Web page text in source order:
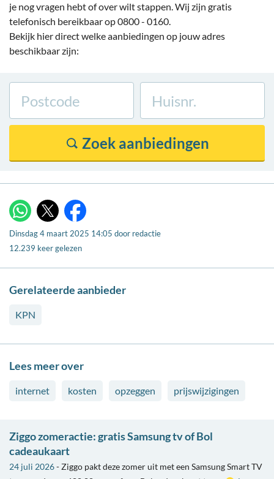
je nog vragen hebt of over wilt stappen. Wij zijn gratis
telefonisch bereikbaar op 0800 - 0160.
Bekijk hier direct welke aanbiedingen op jouw adres
beschikbaar zijn:
WhatsApp
X Facebook
Dinsdag 4 maart 2025 14:05 door redactie
12.239 keer gelezen
Gerelateerde aanbieder
KPN
Lees meer over
internet kosten opzeggen prijswijzigingen
Ziggo zomeractie: gratis Samsung tv of Bol
cadeaukaart
24 juli 2026- Ziggo pakt deze zomer uit met een Samsung Smart TV